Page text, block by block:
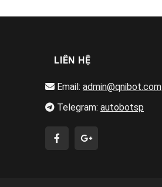
LIÊN HỆ
Email: admin@qnibot.com
Telegram: autobotsp